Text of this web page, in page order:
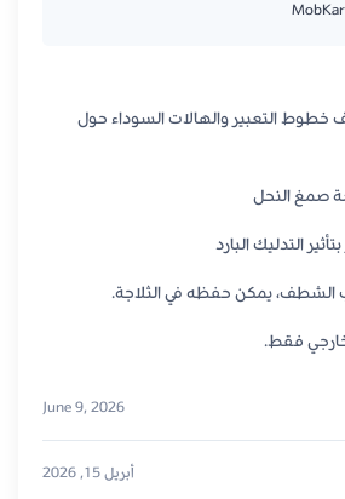
خطوط التعبير والهالات السوداء حول
صمغ النحل
التدليك البارد
الشطف، يمكن حفظه في الثلاجة.
فقط.
June 9, 2026
أبريل 15, 2026